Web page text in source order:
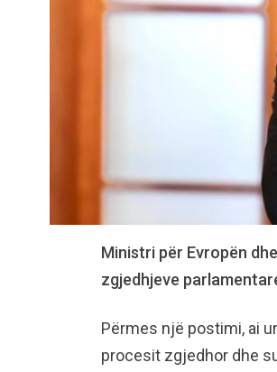
Ministri për Evropën
zgjedhjeve
Përmes një postimi, ai
procesit zgjedhor dhe